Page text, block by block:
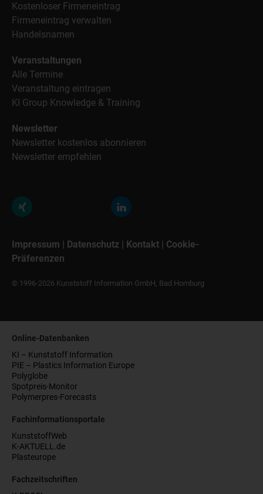
Kostenloser Firmeneintrag
Firmeneintrag verwalten
Handelsnamen
Veranstaltungen
Alle Termine
Veranstaltung eintragen
KI Group Knowledge & Training
Newsletter
Newsletter kostenlos abonnieren
Newsletter empfehlen
Impressum | Datenschutz | Kontakt | Cookie-
Präferenzen
© 1996-2026 Kunststoff Information GmbH, Bad Homburg
Online-Datenbanken
KI – Kunststoff Information
PIE – Plastics Information Europe
Polyglobe
Spotpreis-Monitor
Polymerpres-Forecasts
Fachinformationsportale
KunststoffWeb
K-AKTUELL.de
Plasteurope
Fachzeitschriften